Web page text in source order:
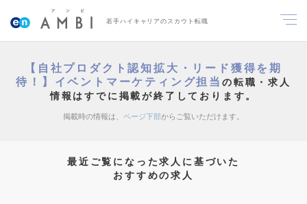
若手ハイキャリアのスカウト転職
【自社プロダクト認知拡大・リード獲得を期
待！】イベントマーケティング担当 の転職・求人
情報はすでに掲載が終了しております。
掲載時の情報は、 ページ下部からご覧いただけます。
最近ご覧になった求人に基づいた
おすすめの求人